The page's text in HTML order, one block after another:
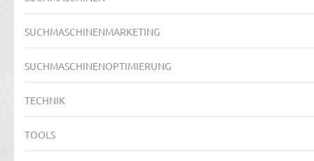
SUCHMASCHINENMARKETING
SUCHMASCHINENOPTIMIERUNG
TECHNIK
TOOLS